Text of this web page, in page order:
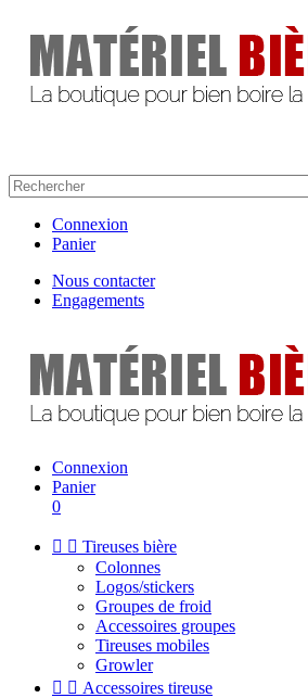
Connexion
Panier
Nous contacter
Engagements
Connexion
Panier
0
  Tireuses bière
Colonnes
Logos/stickers
Groupes de froid
Accessoires groupes
Tireuses mobiles
Growler
  Accessoires tireuse